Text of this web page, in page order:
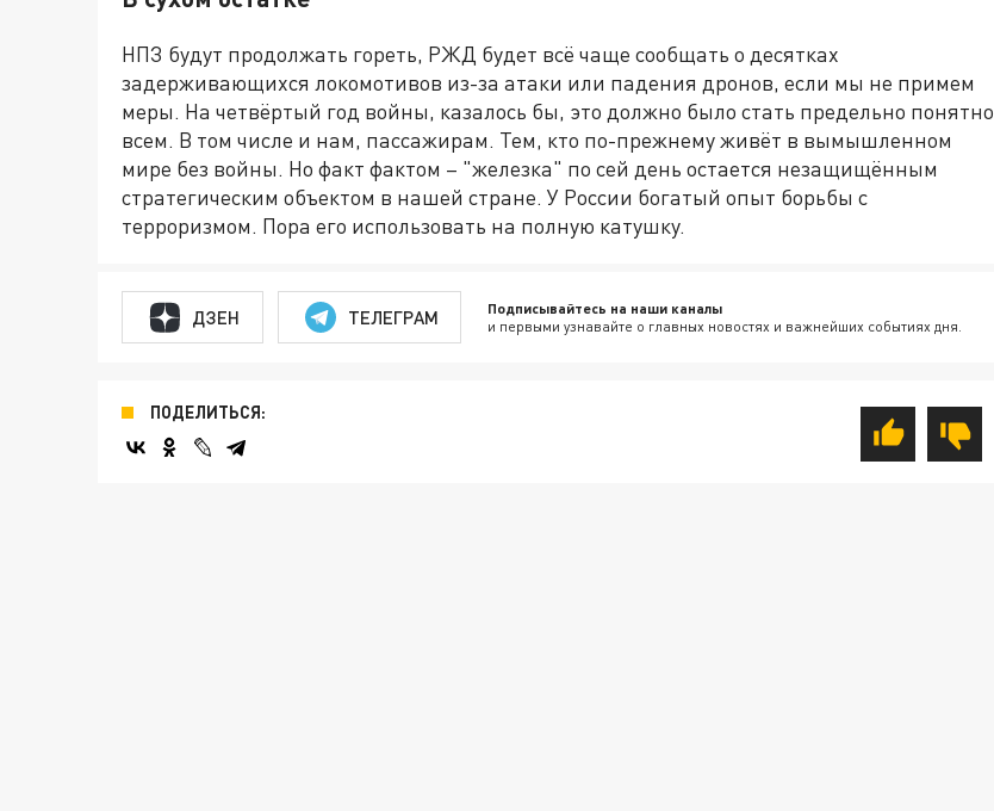
НПЗ будут продолжать гореть, РЖД будет всё чаще сообщать о десятках
задерживающихся локомотивов из-за атаки или падения дронов, если мы не примем
меры. На четвёртый год войны, казалось бы, это должно было стать предельно понятно
всем. В том числе и нам, пассажирам. Тем, кто по-прежнему живёт в вымышленном
мире без войны. Но факт фактом – "железка" по сей день остается незащищённым
стратегическим объектом в нашей стране. У России богатый опыт борьбы с
терроризмом. Пора его использовать на полную катушку.
ДЗЕН ТЕЛЕГРАМ Подписывайтесь на наши каналы
и первыми узнавайте о главных новостях и важнейших событиях дня.
ПОДЕЛИТЬСЯ: